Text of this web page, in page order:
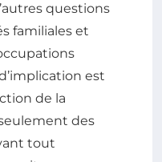
questions
familiales et
est
de la
des
tout